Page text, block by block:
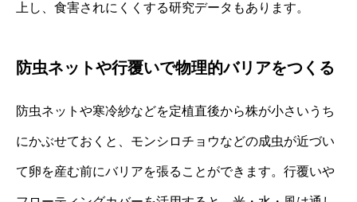
上し、食害されにくくする研究データもあります。
防虫ネットや行覆いで物理的バリアをつくる
防虫ネットや寒冷紗などを定植直後から株が小さいうち
にかぶせておくと、モンシロチョウなどの成虫が近づい
て卵を産む前にバリアを張ることができます。行覆いや